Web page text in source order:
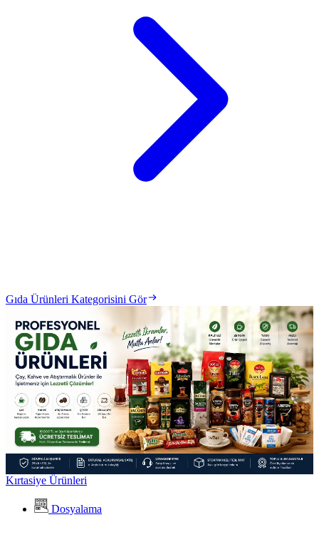
Gıda Ürünleri Kategorisini Gör
Kırtasiye Ürünleri
Dosyalama